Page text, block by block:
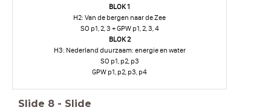
BLOK 1
H2: Van de bergen naar de Zee
SO p1, 2, 3 + GPW p1, 2, 3, 4
BLOK 2
H3: Nederland duurzaam: energie en water
SO p1, p2, p3
GPW p1, p2, p3, p4
Slide 8 - Slide